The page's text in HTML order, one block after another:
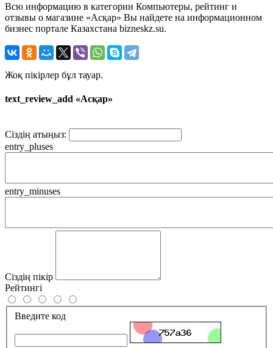
Всю информацию в категории Компьютеры, рейтинг и
отзывы о магазине «Асқар» Вы найдете на информационном
бизнес портале Казахстана bizneskz.su.
Жоқ пікірлер бұл тауар.
text_review_add «Асқар»
Сіздің атыңыз:
entry_pluses
entry_minuses
Сіздің пікір
Рейтингі
Введите код